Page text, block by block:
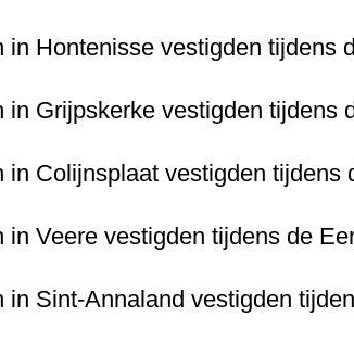
Hontenisse vestigden tijdens
Grijpskerke vestigden tijdens
Colijnsplaat vestigden tijdens
Veere vestigden tijdens de
Sint-Annaland vestigden